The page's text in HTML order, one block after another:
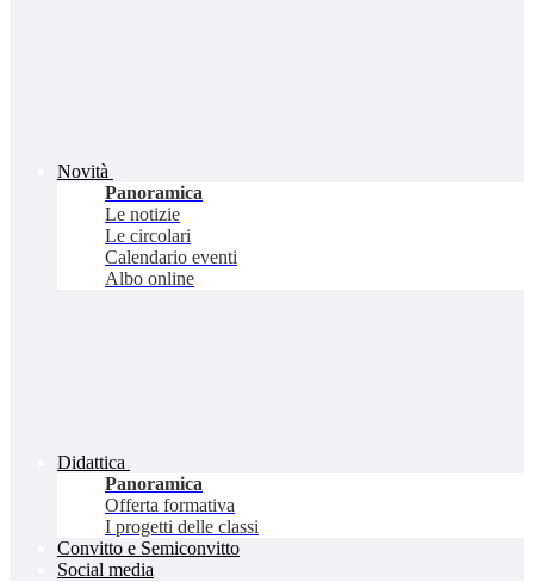
Novità
Panoramica
Le notizie
Le circolari
Calendario eventi
Albo online
Didattica
Panoramica
Offerta formativa
I progetti delle classi
Convitto e Semiconvitto
Social media